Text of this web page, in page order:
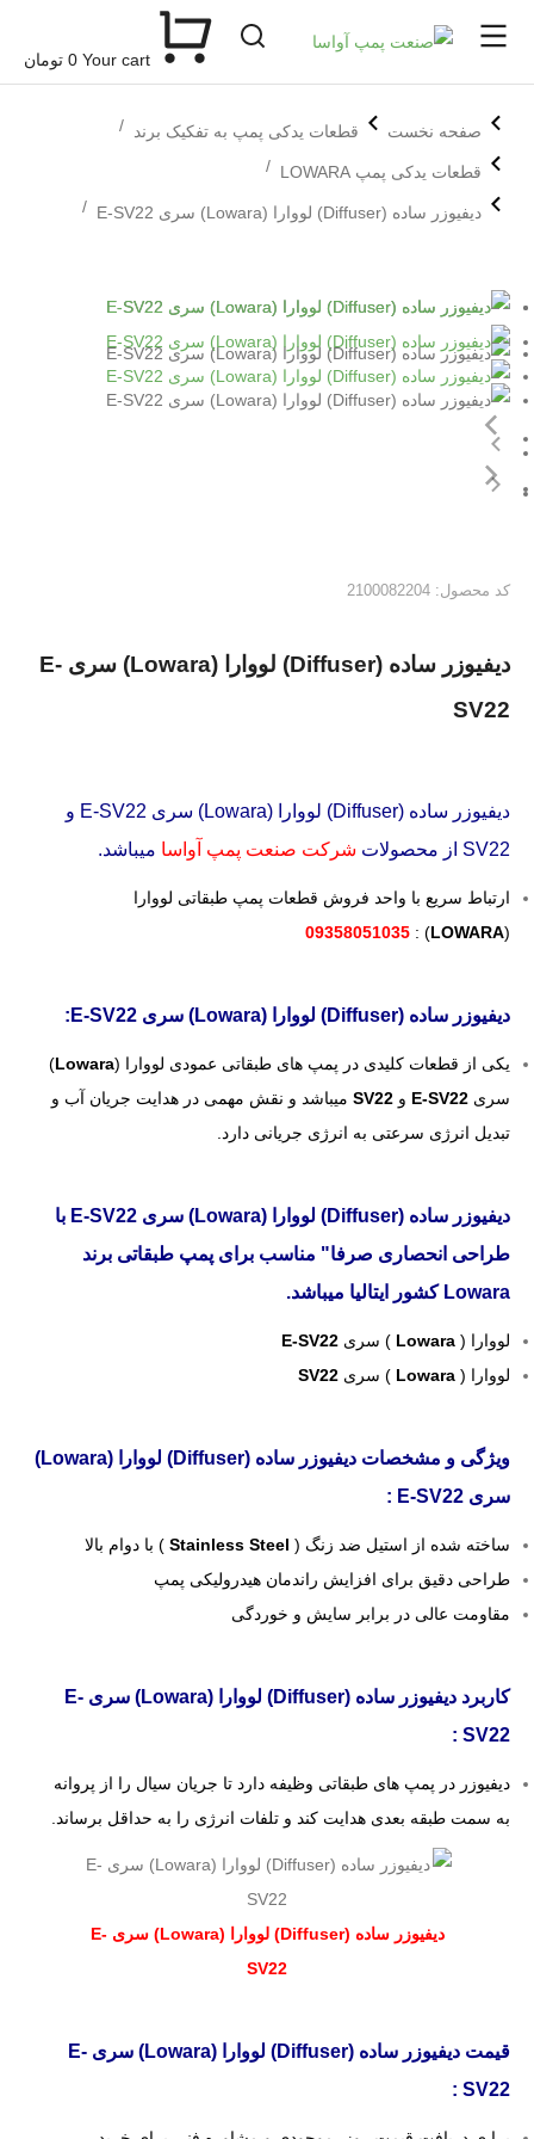
Your cart
0 تومان
مکان شما:
صفحه نخست قطعات یدکی پمپ به تفکیک برند
قطعات یدکی پمپ LOWARA
دیفیوزر ساده (Diffuser) لووارا (Lowara) سری E-SV22
کد محصول: 2100082204
دیفیوزر ساده (Diffuser) لووارا (Lowara) سری E-
SV22
دیفیوزر ساده (Diffuser) لووارا (Lowara) سری E-SV22 و
SV22 از محصولات
شرکت صنعت پمپ آواسا میباشد.
ارتباط سریع با واحد فروش قطعات پمپ طبقاتی لووارا
(
LOWARA
) :
09358051035
دیفیوزر ساده (Diffuser) لووارا (Lowara) سری E-SV22:
یکی از قطعات کلیدی در پمپ های طبقاتی عمودی لووارا (Lowara
)
سری E-SV22 و SV22 میباشد و نقش مهمی در هدایت جریان آب و
تبدیل انرژی سرعتی به انرژی جریانی دارد.
دیفیوزر ساده (Diffuser) لووارا (Lowara) سری E-SV22 با
طراحی انحصاری صرفا" مناسب برای پمپ طبقاتی برند
Lowara کشور ایتالیا میباشد.
لووارا ( Lowara ) سری
لووارا ( Lowara ) سری SV22
ویژگی و مشخصات دیفیوزر ساده (Diffuser) لووارا (Lowara)
سری E-SV22 :
ساخته شده از استیل ضد زنگ ( Stainless Steel ) با دوام بالا
طراحی دقیق برای افزایش راندمان هیدرولیکی پمپ
مقاومت عالی در برابر سایش و خوردگی
کاربرد دیفیوزر ساده (Diffuser) لووارا (Lowara) سری E-
SV22 :
دیفیوزر در پمپ های طبقاتی وظیفه دارد تا جریان سیال را از پروانه
به سمت طبقه بعدی هدایت کند و تلفات انرژی را به حداقل برساند.
دیفیوزر ساده (Diffuser) لووارا (Lowara) سری E-
SV22
قیمت دیفیوزر ساده (Diffuser) لووارا (Lowara) سری E-
SV22 :